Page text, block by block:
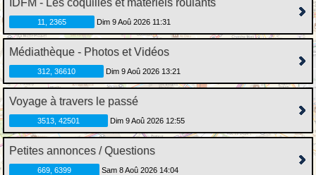
IDFM - Les coquilles et matériels roulants
11, 2365 Dim 9 Aoû 2026 11:31
Médiathèque - Photos et Vidéos
312, 36610 Dim 9 Aoû 2026 13:21
Voyage à travers le passé
3513, 42501 Dim 9 Aoû 2026 12:55
Petites annonces / Questions
669, 6399 Sam 8 Aoû 2026 14:04